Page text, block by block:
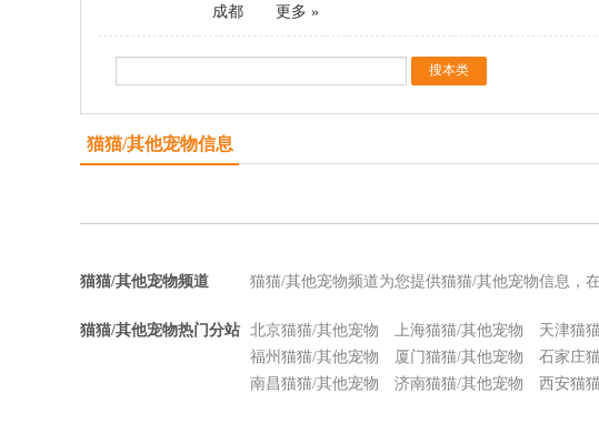
成都 更多 »
猫猫/其他宠物信息
猫猫/其他宠物频道 猫猫/其他宠物频道为您提供猫猫/其他宠物信息，
猫猫/其他宠物热门分站 北京猫猫/其他宠物 上海猫猫/其他宠物 天津猫
福州猫猫/其他宠物
厦门猫猫/其他宠物 石家庄
南昌猫猫/其他宠物
济南猫猫/其他宠物 西安猫